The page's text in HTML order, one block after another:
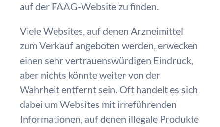
auf der FAAG-Website zu finden.
Viele Websites, auf denen Arzneimittel
zum Verkauf angeboten werden, erwecken
einen sehr vertrauenswürdigen Eindruck,
aber nichts könnte weiter von der
Wahrheit entfernt sein. Oft handelt es sich
dabei um Websites mit irreführenden
Informationen, auf denen illegale Produkte